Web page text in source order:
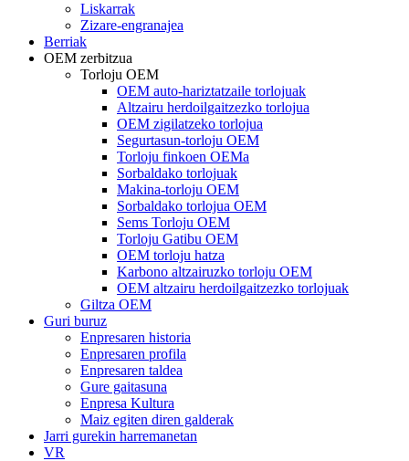
Liskarrak
Zizare-engranajea
Berriak
OEM zerbitzua
Torloju OEM
OEM auto-hariztatzaile torlojuak
Altzairu herdoilgaitzezko torlojua
OEM zigilatzeko torlojua
Segurtasun-torloju OEM
Torloju finkoen OEMa
Sorbaldako torlojuak
Makina-torloju OEM
Sorbaldako torlojua OEM
Sems Torloju OEM
Torloju Gatibu OEM
OEM torloju hatza
Karbono altzairuzko torloju OEM
OEM altzairu herdoilgaitzezko torlojuak
Giltza OEM
Guri buruz
Enpresaren historia
Enpresaren profila
Enpresaren taldea
Gure gaitasuna
Enpresa Kultura
Maiz egiten diren galderak
Jarri gurekin harremanetan
VR